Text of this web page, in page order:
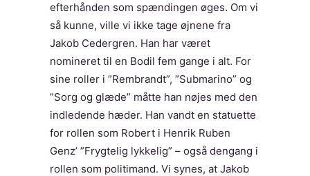
efterhånden som spændingen øges. Om vi
så kunne, ville vi ikke tage øjnene fra
Jakob Cedergren. Han har været
nomineret til en Bodil fem gange i alt. For
sine roller i ”Rembrandt”, ”Submarino” og
”Sorg og glæde” måtte han nøjes med den
indledende hæder. Han vandt en statuette
for rollen som Robert i Henrik Ruben
Genz’ ”Frygtelig lykkelig” – også dengang i
rollen som politimand. Vi synes, at Jakob